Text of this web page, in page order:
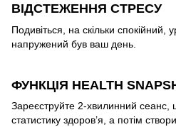
ВІДСТЕЖЕННЯ СТРЕСУ
Подивіться, на скільки спокійний,
напружений був ваш день.
ФУНКЦІЯ HEALTH
Зареєструйте 2-хвилинний сеанс,
статистику здоров’я, а потім